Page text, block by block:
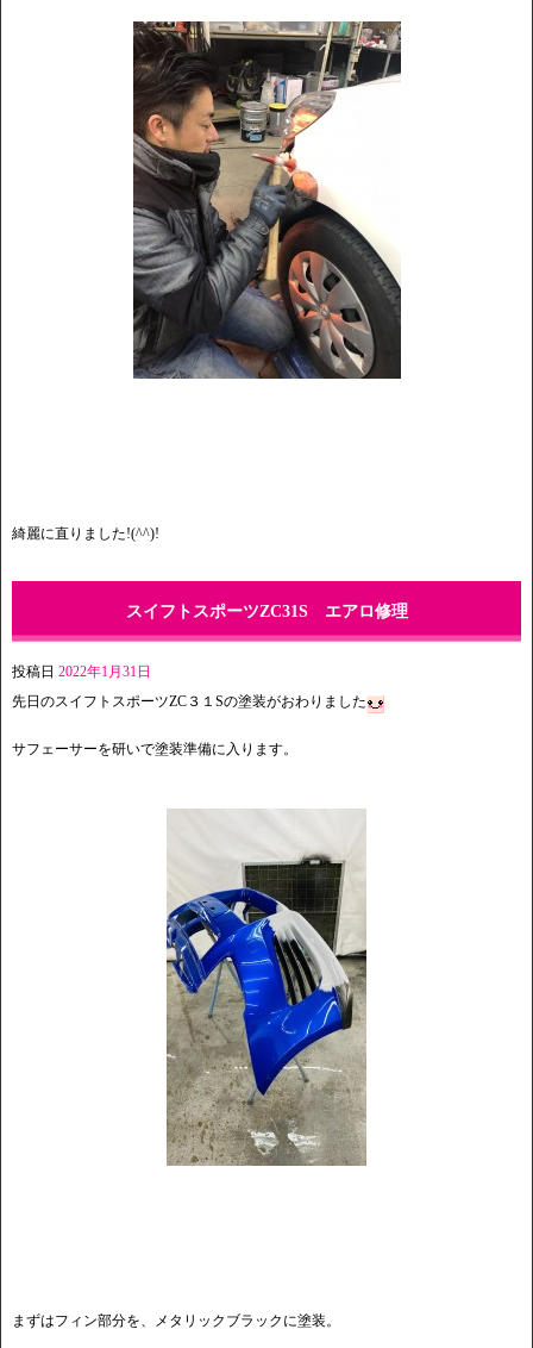
綺麗に直りました!(^^)!
スイフトスポーツZC31S エアロ修理
投稿日 2022年1月31日
先日のスイフトスポーツZC３１Sの塗装がおわりました
サフェーサーを研いで塗装準備に入ります。
まずはフィン部分を、メタリックブラックに塗装。